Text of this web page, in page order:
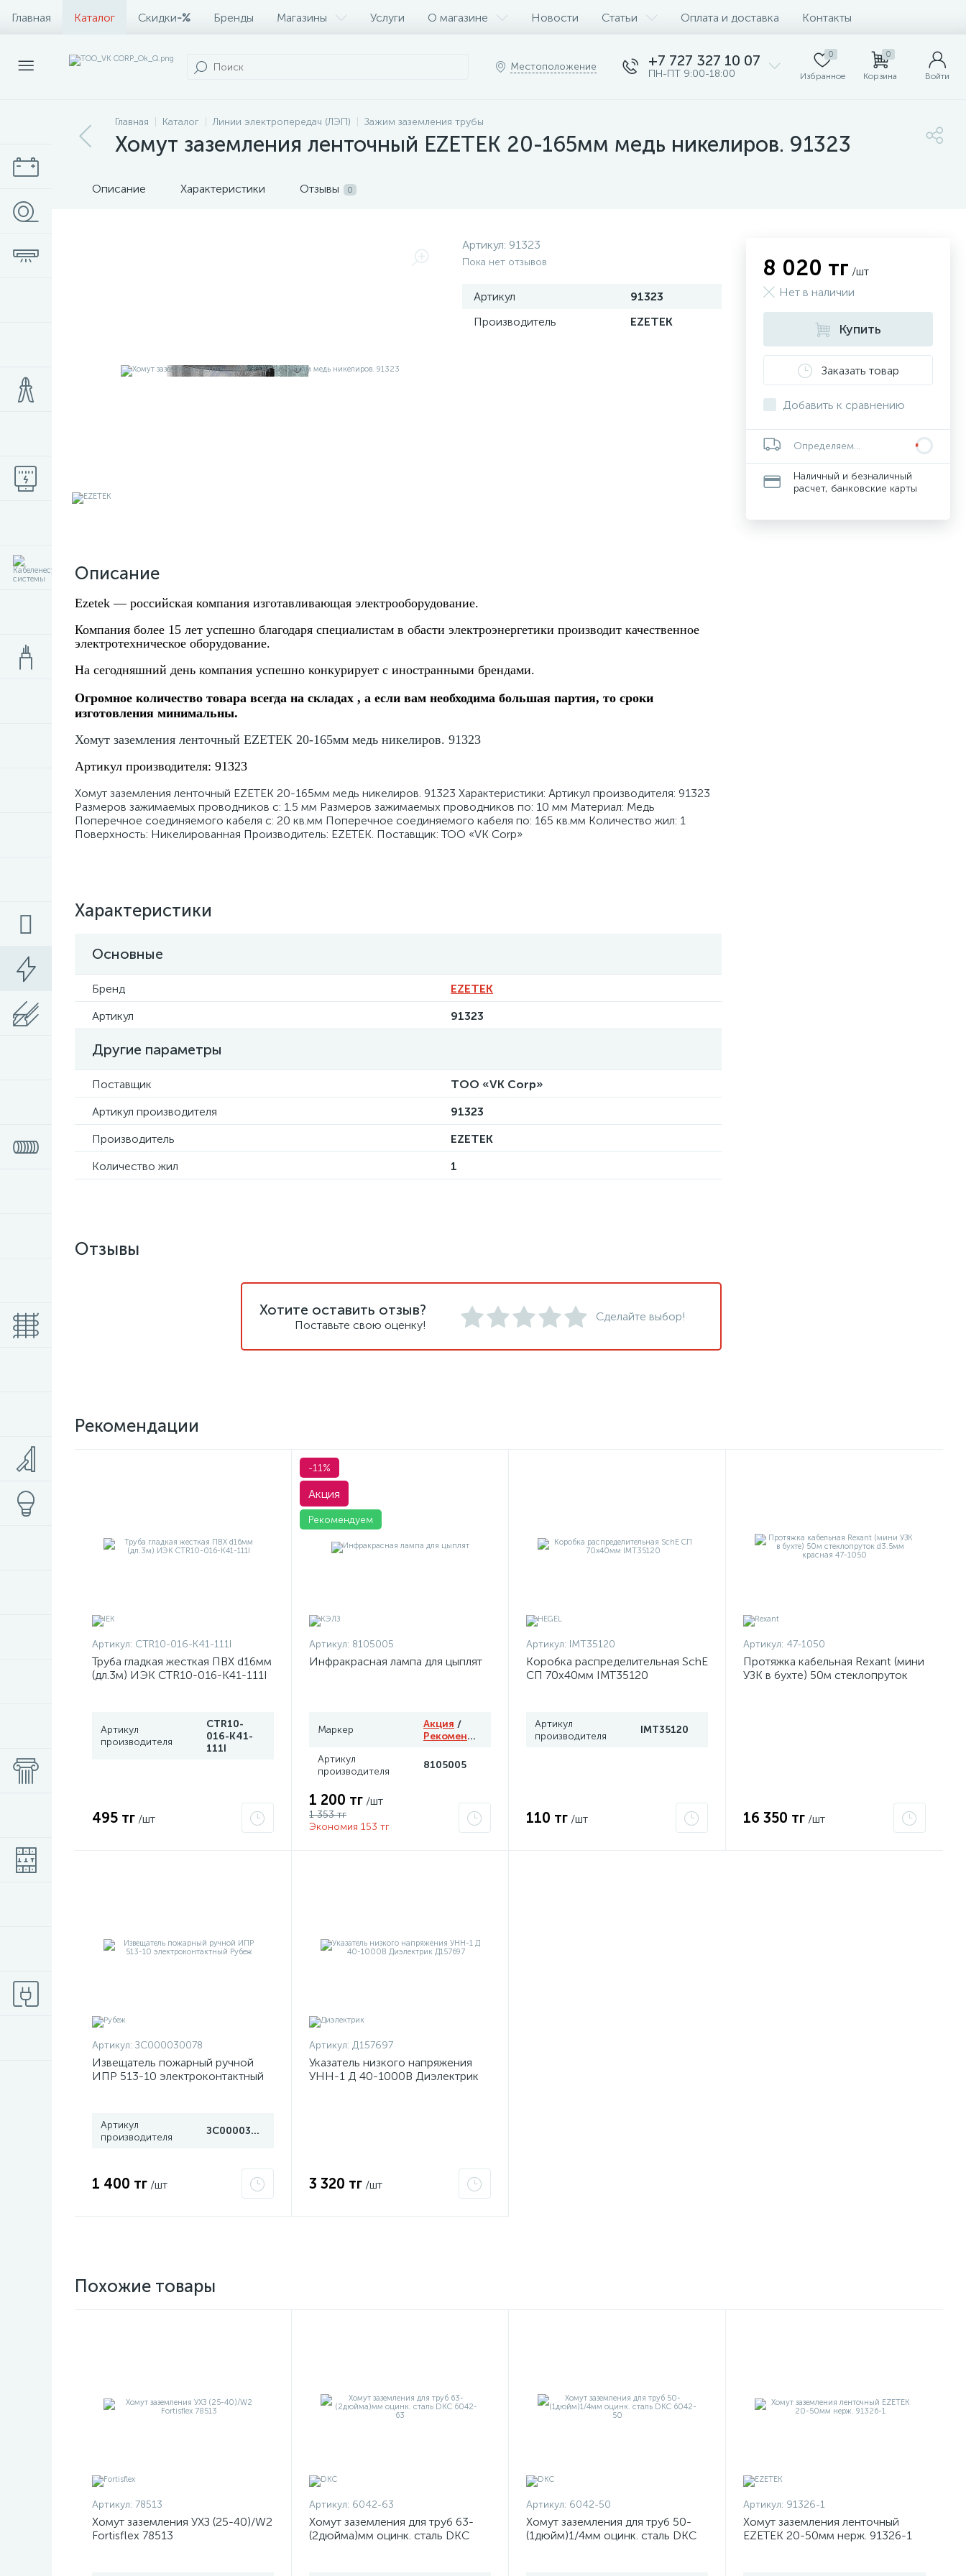
Главная Каталог Скидки-% Бренды Магазины Услуги О магазине Новости Статьи Оплата и доставка Контакты
Местоположение +7 727 327 10 07
ПН-ПТ 9:00-18:00
0
Избранное
0
Корзина Войти
Главная Каталог Линии электропередач (ЛЭП) Зажим заземления трубы
Хомут заземления ленточный EZETEK 20-165мм медь никелиров. 91323
Описание Характеристики Отзывы 0
Артикул: 91323
Пока нет отзывов
Артикул
91323
Производитель
EZETEK
Описание
Ezetek —российская компания изготавливающая электрооборудование.
Компания более 15 лет успешно благодаря специалистам в обасти электроэнергетики производит качественное
электротехническое оборудование.
На сегодняшний день компания успешно конкурирует с иностранными брендами.
Огромное количество товара всегда на складах , а если вам необходима большая партия, то сроки
изготовления минимальны.
Хомут заземления ленточный EZETEK 20-165мм медь никелиров. 91323
Артикул производителя: 91323
Хомут заземления ленточный EZETEK 20-165мм медь никелиров. 91323 Характеристики: Артикул производителя: 91323
Размеров зажимаемых проводников с: 1.5 мм Размеров зажимаемых проводников по: 10 мм Материал: Медь
Поперечное соединяемого кабеля с: 20 кв.мм Поперечное соединяемого кабеля по: 165 кв.мм Количество жил: 1
Поверхность: Никелированная Производитель: EZETEK. Поставщик: ТОО «VK Corp»
Характеристики
Основные
Бренд
EZETEK
Артикул
91323
Другие параметры
Поставщик
ТОО «VK Corp»
Артикул производителя
91323
Производитель
EZETEK
Количество жил
1
8 020 тг /шт
Нет в наличии
Купить
Заказать товар
Добавить к сравнению
Определяем...
Наличный и безналичный
расчет, банковские карты
Отзывы
Хотите оставить отзыв?
Поставьте свою оценку!
Сделайте выбор!
Рекомендации
Артикул: CTR10-016-K41-111I
Труба гладкая жесткая ПВХ d16мм
(дл.3м) ИЭК CTR10-016-K41-111I
Артикул
производителя
CTR10-
016-K41-
111I
495 тг /шт
-11%
Акция
Рекомендуем
Артикул: 8105005
Инфракрасная лампа для цыплят
Маркер Акция /
Рекомендуем
Артикул
производителя
8105005
1 200 тг /шт
1 353 тг
Экономия 153 тг
Артикул: IMT35120
Коробка распределительная SchE
СП 70х40мм IMT35120
Артикул
производителя
IMT35120
110 тг /шт
Артикул: 47-1050
Протяжка кабельная Rexant (мини
УЗК в бухте) 50м стеклопруток
16 350 тг /шт
Артикул: ЗС000030078
Извещатель пожарный ручной
ИПР 513-10 электроконтактный
Артикул
производителя
ЗС000030078
1 400 тг /шт
Артикул: Д157697
Указатель низкого напряжения
УНН-1 Д 40-1000В Диэлектрик
3 320 тг /шт
Похожие товары
Артикул: 78513
Хомут заземления УХЗ (25-40)/W2
Fortisflex 78513
Артикул: 6042-63
Хомут заземления для труб 63-
(2дюйма)мм оцинк. сталь DKC
Артикул: 6042-50
Хомут заземления для труб 50-
(1дюйм)1/4мм оцинк. сталь DKC
Артикул: 91326-1
Хомут заземления ленточный
EZETEK 20-50мм нерж. 91326-1